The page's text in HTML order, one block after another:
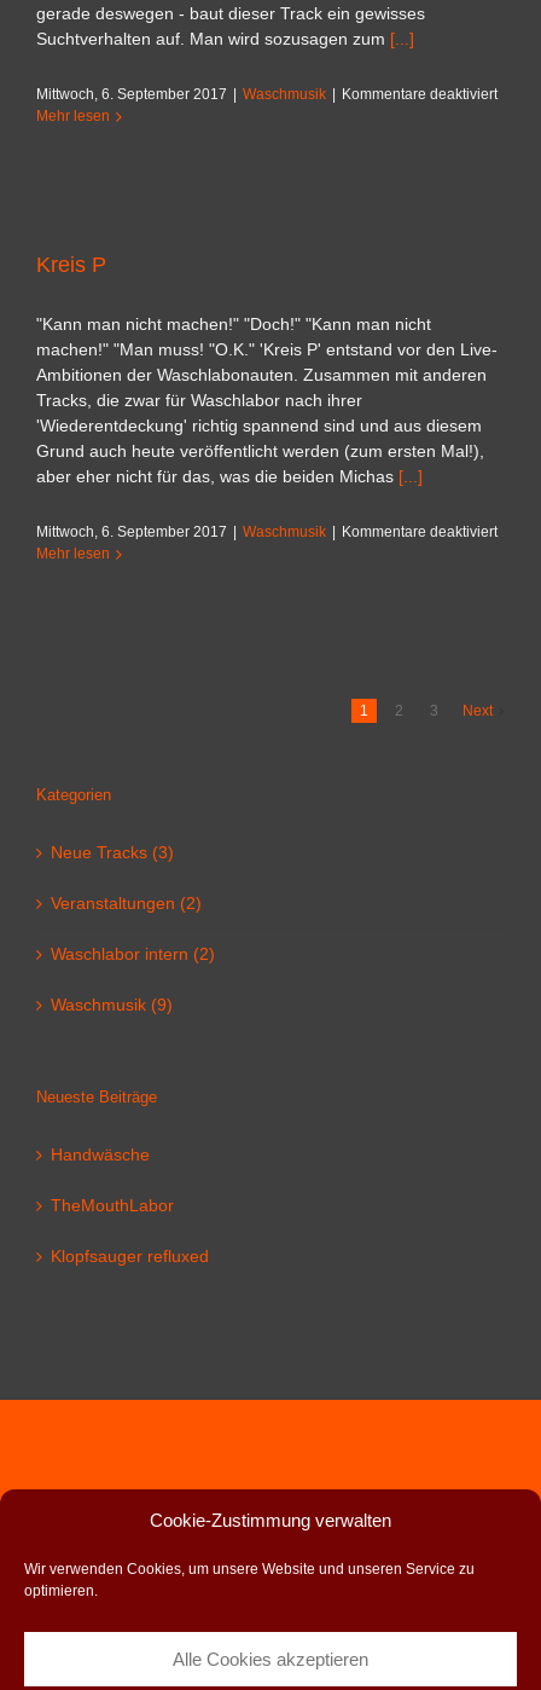
Cookie-Zustimmung verwalten
Wir verwenden Cookies, um unsere Website und unseren Service zu
optimieren.
Alle Cookies akzeptieren
gerade deswegen - baut dieser Track ein gewisses
Suchtverhalten auf. Man wird sozusagen zum [...]
Mittwoch, 6. September 2017 | Waschmusik | Kommentare deaktiviertfür
Mehr lesen
Kreis P
"Kann man nicht machen!" "Doch!" "Kann man nicht
machen!" "Man muss! "O.K." 'Kreis P' entstand vor den Live-
Ambitionen der Waschlabonauten. Zusammen mit anderen
Tracks, die zwar für Waschlabor nach ihrer
'Wiederentdeckung' richtig spannend sind und aus diesem
Grund auch heute veröffentlicht werden (zum ersten Mal!),
aber eher nicht für das, was die beiden Michas [...]
Mittwoch, 6. September 2017 | Waschmusik | Kommentare deaktiviertfür
Mehr lesen
1 2 3 Next
Kategorien
Neue Tracks (3)
Veranstaltungen (2)
Waschlabor intern (2)
Waschmusik (9)
Neueste Beiträge
Handwäsche
TheMouthLabor
Klopfsauger refluxed